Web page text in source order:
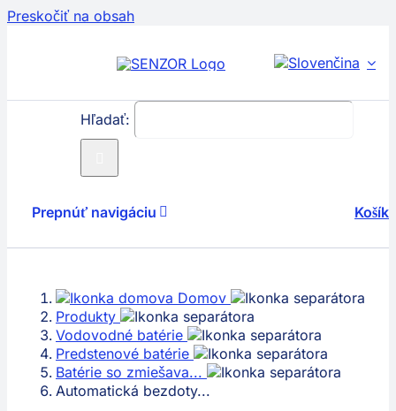
Preskočiť na obsah
Hľadať:
Prepnúť navigáciu
Servis
Technológie
Sektory
Košík
Domov
Produkty
Vodovodné batérie
Predstenové batérie
Batérie so zmiešava...
Automatická bezdoty...